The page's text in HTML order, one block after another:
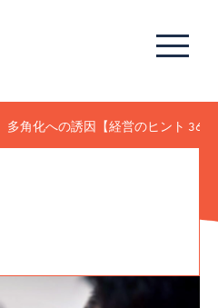
多角化への誘因【経営のヒント 362